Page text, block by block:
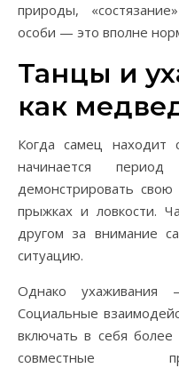
природы,
особи — это вполне
Танцы и
как
Когда самец находит
начинается
демонстрировать свою
прыжках и ловкости.
другом за внимание
ситуацию.
Однако
Социальные
включать в себя более
совместные